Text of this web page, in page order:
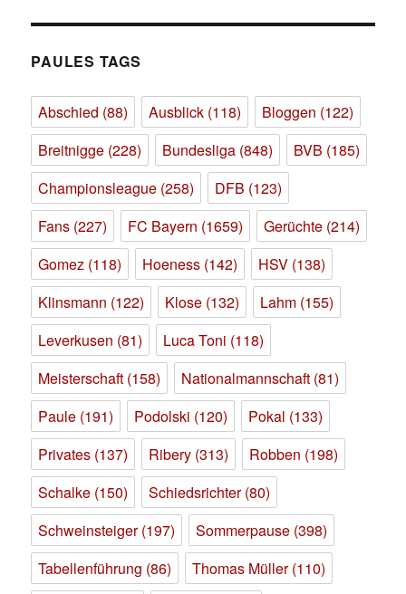
Zeitpunkt
Falsche
oder
Ich
hatte
Recht.
Leider.
PAULES TAGS
Abschied (88) Ausblick (118) Bloggen (122)
Breitnigge (228) Bundesliga (848) BVB (185)
Championsleague (258) DFB (123)
Fans (227) FC Bayern (1659) Gerüchte (214)
Gomez (118) Hoeness (142) HSV (138)
Klinsmann (122) Klose (132) Lahm (155)
Leverkusen (81) Luca Toni (118)
Meisterschaft (158) Nationalmannschaft (81)
Paule (191) Podolski (120) Pokal (133)
Privates (137) Ribery (313) Robben (198)
Schalke (150) Schiedsrichter(80)
Schweinsteiger(197) Sommerpause (398)
Tabellenführung (86) Thomas Müller(110)